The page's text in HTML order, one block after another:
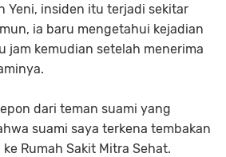
Yeni, insiden itu terjadi sekitar
ia baru mengetahui kejadian
jam kemudian setelah menerima
dari teman suami yang
suami saya terkena tembakan
Rumah Sakit Mitra Sehat.